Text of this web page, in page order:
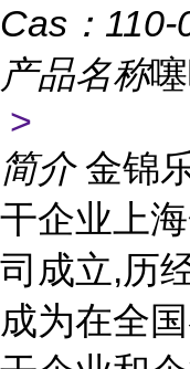
Cas： 110-
产品名称
>
简介 金锦
干企业上
司成立,历
成为在全